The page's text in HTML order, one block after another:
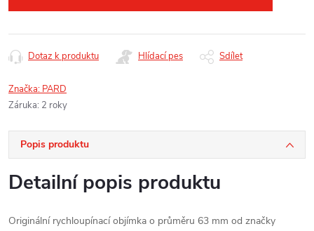
Dotaz k produktu Hlídací pes Sdílet
Značka: PARD
Záruka: 2 roky
Popis produktu
Detailní popis produktu
Originální rychloupínací objímka o průměru 63 mm od značky